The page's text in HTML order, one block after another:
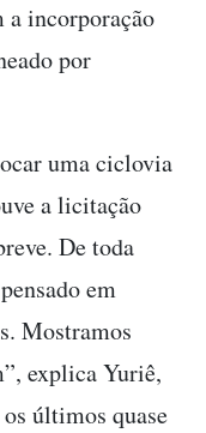
a incorporação
por
uma ciclovia
a licitação
De toda
em
Mostramos
explica Yuriê,
últimos quase